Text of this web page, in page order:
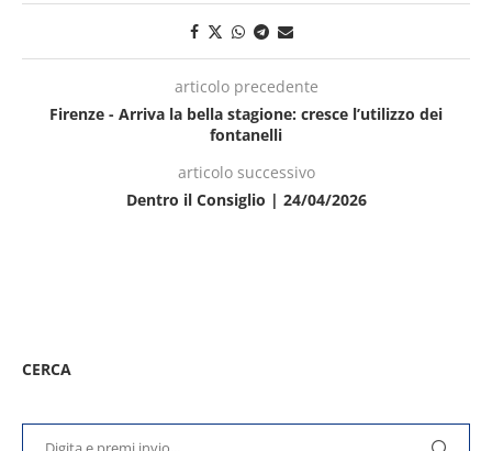
articolo precedente
Firenze - Arriva la bella stagione: cresce l’utilizzo dei
fontanelli
articolo successivo
Dentro il Consiglio | 24/04/2026
CERCA